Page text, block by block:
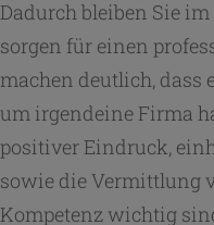
Dadurch bleiben Sie
sorgen für einen
machen deutlich, dass
um irgendeine Firma
positiver Eindruck,
sowie die Vermittlung
Kompetenz wichtig